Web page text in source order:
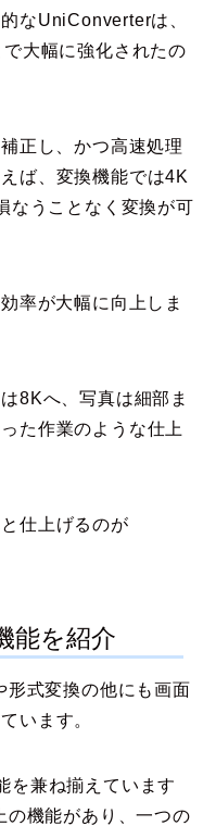
なUniConverterは、
大幅に強化されたの
正し、かつ高速処理
ば、変換機能では4K
なうことなく変換が可
率が大幅に向上しま
8Kへ、写真は細部ま
た作業のような仕上
仕上げるのが
能を紹介
式変換の他にも画面
います。
を兼ね揃えています
機能があり、一つの